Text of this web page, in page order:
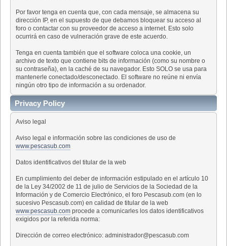
Por favor tenga en cuenta que, con cada mensaje, se almacena su
dirección IP, en el supuesto de que debamos bloquear su acceso al
foro o contactar con su proveedor de acceso a internet. Esto solo
ocurrirá en caso de vulneración grave de este acuerdo.
Tenga en cuenta también que el software coloca una cookie, un
archivo de texto que contiene bits de información (como su nombre o
su contraseña), en la caché de su navegador. Esto SOLO se usa para
mantenerle conectado/desconectado. El software no reúne ni envía
ningún otro tipo de información a su ordenador.
Privacy Policy
Aviso legal
Aviso legal e información sobre las condiciones de uso de
www.pescasub.com
Datos identificativos del titular de la web
En cumplimiento del deber de información estipulado en el artículo 10
de la Ley 34/2002 de 11 de julio de Servicios de la Sociedad de la
Información y de Comercio Electrónico, el foro Pescasub.com (en lo
sucesivo Pescasub.com) en calidad de titular de la web
www.pescasub.com procede a comunicarles los datos identificativos
exigidos por la referida norma:
Dirección de correo electrónico: administrador@pescasub.com